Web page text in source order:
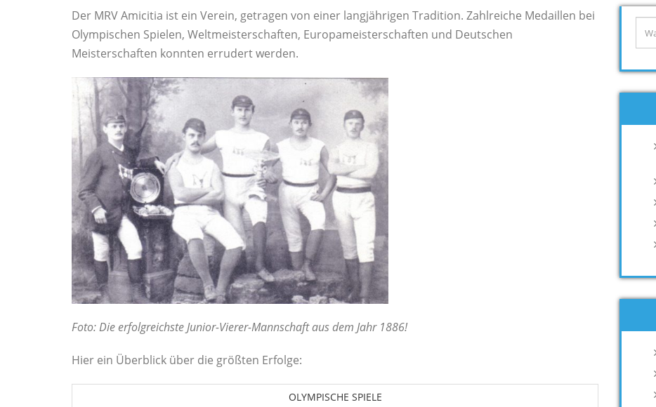
Der MRV Amicitia ist ein Verein, getragen von einer langjährigen Tradition. Zahlreiche Medaillen bei
Olympischen Spielen, Weltmeisterschaften, Europameisterschaften und Deutschen
Meisterschaften konnten errudert werden.
Foto: Die erfolgreichste Junior-Vierer-Mannschaft aus dem Jahr 1886!
Hier ein Überblick über die größten Erfolge:
OLYMPISCHE SPIELE